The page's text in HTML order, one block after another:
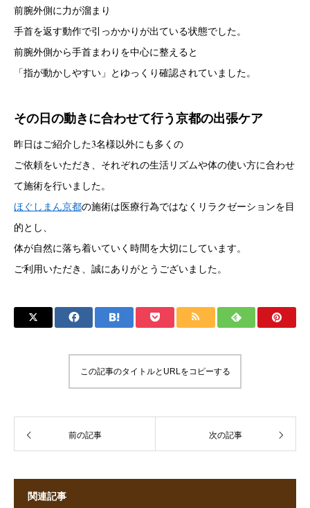
前腕外側に力が溜まり
手首を返す動作で引っかかりが出ている状態でした。
前腕外側から手首まわりを中心に整えると
「指が動かしやすい」とゆっくり確認されていました。
その日の動きに合わせて行う京都の出張ケア
昨日はご紹介した3名様以外にも多くの
ご依頼をいただき、それぞれの生活リズムや体の使い方に合わせ
て施術を行いました。
ほぐしまん京都の施術は医療行為ではなくリラクゼーションを目
的とし、
体が自然に落ち着いていく時間を大切にしています。
ご利用いただき、誠にありがとうございました。
この記事のタイトルとURLをコピーする
前の記事 次の記事
関連記事